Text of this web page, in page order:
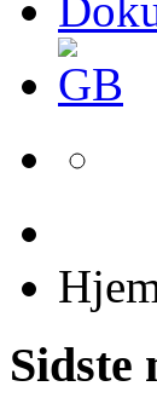
Sidste